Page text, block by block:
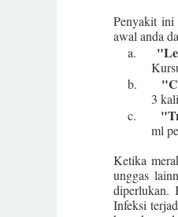
Penyakit ini
awal anda
a.
b.
"
3
c.
"
ml
Ketika
unggas
diperlukan.
Infeksi